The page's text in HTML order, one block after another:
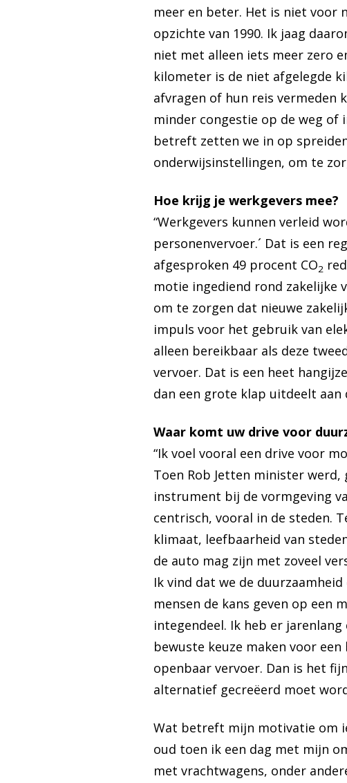
meer en beter. Het is niet voor
opzichte van 1990. Ik jaag
niet met alleen iets meer zero
kilometer is de niet afgelegde
afvragen of hun reis vermeden
minder congestie op de weg
betreft zetten we in op
onderwijsinstellingen, om te
Hoe krijg je werkgevers mee?
“Werkgevers kunnen verleid
personenvervoer.´ Dat is een
afgesproken 49 procent CO2
motie ingediend rond zakelijke
om te zorgen dat nieuwe
impuls voor het gebruik van
alleen bereikbaar als deze
vervoer. Dat is een heet
dan een grote klap uitdeelt
Waar komt uw drive voor
“Ik voel vooral een drive voor
Toen Rob Jetten minister
instrument bij de vormgeving
centrisch, vooral in de steden.
klimaat, leefbaarheid van
de auto mag zijn met zoveel
Ik vind dat we de
mensen de kans geven op een
integendeel. Ik heb er
bewuste keuze maken voor
openbaar vervoer. Dan is het
alternatief gecreëerd moet
Wat betreft mijn motivatie om
oud toen ik een dag met mijn
met vrachtwagens, onder